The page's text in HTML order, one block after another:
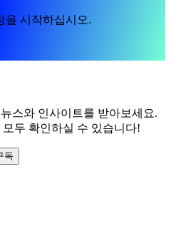
을 시작하십시오.
스와 인사이트를 받아보세요.
두 확인하실 수 있습니다!
독